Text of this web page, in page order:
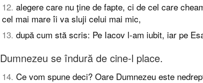
12. alegere care nu ţine de fapte, ci de cel care
cel mai mare îi va sluji celui mai mic,
13. după cum stă scris: Pe Iacov l-am iubit, iar pe
Dumnezeu se îndură de cine-l place.
14. Ce vom spune deci? Oare Dumnezeu este